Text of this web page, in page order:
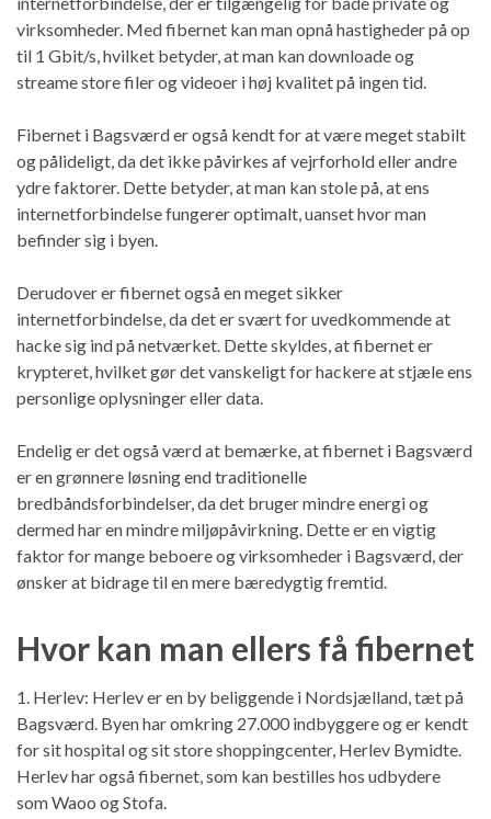
virksomheder. Med fibernet kan man opnå hastigheder på op
til 1 Gbit/s, hvilket betyder, at man kan downloade og
streame store filer og videoer i høj kvalitet på ingen tid.
Fibernet i Bagsværd er også kendt for at være meget stabilt
og pålideligt, da det ikke påvirkes af vejrforhold eller andre
ydre faktorer. Dette betyder, at man kan stole på, at ens
internetforbindelse fungerer optimalt, uanset hvor man
befinder sig i byen.
Derudover er fibernet også en meget sikker
internetforbindelse, da det er svært for uvedkommende at
hacke sig ind på netværket. Dette skyldes, at fibernet er
krypteret, hvilket gør det vanskeligt for hackere at stjæle ens
personlige oplysninger eller data.
Endelig er det også værd at bemærke, at fibernet i Bagsværd
er en grønnere løsning end traditionelle
bredbåndsforbindelser, da det bruger mindre energi og
dermed har en mindre miljøpåvirkning. Dette er en vigtig
faktor for mange beboere og virksomheder i Bagsværd, der
ønsker at bidrage til en mere bæredygtig fremtid.
Hvor kan man ellers få fibernet
1. Herlev: Herlev er en by beliggende i Nordsjælland, tæt på
Bagsværd. Byen har omkring 27.000 indbyggere og er kendt
for sit hospital og sit store shoppingcenter, Herlev Bymidte.
Herlev har også fibernet, som kan bestilles hos udbydere
som Waoo og Stofa.